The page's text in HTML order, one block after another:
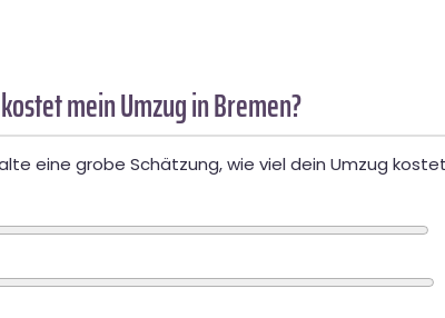
mein Umzug in Bremen?
eine grobe Schätzung, wie viel dein Umzug